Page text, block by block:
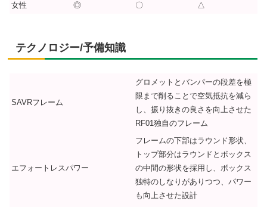
女性
◎ 〇 △
テクノロジー/予備知識
SAVRフレーム
グロメットとバンパーの段差を極
限まで削ることで空気抵抗を減ら
し、振り抜きの良さを向上させた
RF01独自のフレーム
エフォートレスパワー
フレームの下部はラウンド形状、
トップ部分はラウンドとボックス
の中間の形状を採用し、ボックス
独特のしなりがありつつ、パワー
も向上させた設計